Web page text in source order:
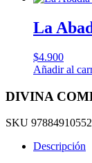
La
$4.900
Añadir al
DIVINA
SKU
Descripción